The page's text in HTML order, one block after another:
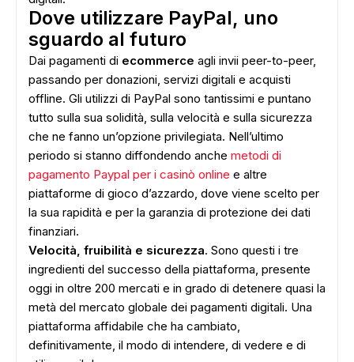
ADS
Dove utilizzare PayPal, uno
sguardo al futuro
Dai pagamenti di ecommerce agli invii peer-to-peer,
passando per donazioni, servizi digitali e acquisti
offline. Gli utilizzi di PayPal sono tantissimi e puntano
tutto sulla sua solidità, sulla velocità e sulla sicurezza
che ne fanno un’opzione privilegiata. Nell’ultimo
periodo si stanno diffondendo anche metodi di
pagamento Paypal per i casinò online e altre
piattaforme di gioco d’azzardo, dove viene scelto per
la sua rapidità e per la garanzia di protezione dei dati
finanziari.
Velocità, fruibilità e sicurezza. Sono questi i tre
ingredienti del successo della piattaforma, presente
oggi in oltre 200 mercati e in grado di detenere quasi la
metà del mercato globale dei pagamenti digitali. Una
piattaforma affidabile che ha cambiato,
definitivamente, il modo di intendere, di vedere e di